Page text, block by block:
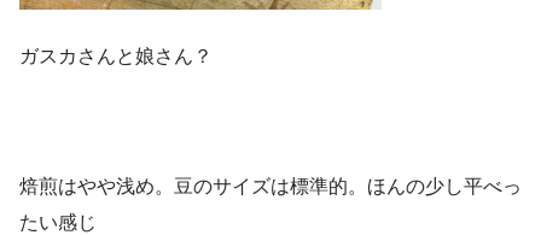
ガスカさんと娘さん？
焙煎はやや浅め。豆のサイズは標準的。ほんの少し平べっ
たい感じ